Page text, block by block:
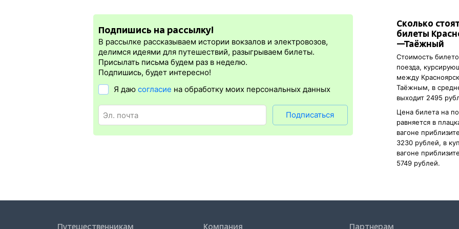
нужна электронная регистрация.
Электронная регистрацияпроизводится Электронная регистрация— это
которая упрощает жизнь пассажиру. Её преимущество в том, что не требуется ехать на вокзал и покупать
билет на бланке.Электронная регистрациядоступна почти для всех заказов,
железных дорог СНГ. Для посадки в поезд будет нужен оригинал паспорта, указанный в электронном ж/д
А в случае отсутствия электронной регистрации еще и распечатка посадочного купона.
Подпишись на рассылку!
В рассылке рассказываем истории вокзалов и электровозов,
делимся идеями для путешествий, разыгрываем билеты.
Присылать письма будем раз в неделю.
Подпишись, будет интересно!
Я даю согласие на обработку моих персональных данных
Подписаться
Сколько
билеты
—Таёжный
Стоимость
поезда,
между
Таёжным, в
выходит 2495
Цена билета на
равняется в
вагоне
3230 рублей, в
вагоне
5749 рублей.